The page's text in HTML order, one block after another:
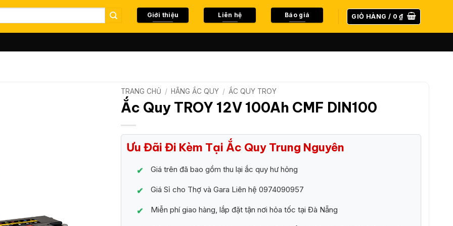
Giới thiệu Liên hệ Báo giá GIỎ HÀNG / 0₫
TRANG CHỦ / HÃNG ẮC QUY / ẮC QUY TROY
Ắc Quy TROY 12V 100Ah CMF DIN100
Ưu Đãi Đi Kèm Tại Ắc Quy Trung Nguyên
Giá trên đã bao gồm thu lại ắc quy hư hỏng
Giá Sỉ cho Thợ và Gara Liên hệ 0974090957
Miễn phí giao hàng, lắp đặt tận nơi hỏa tốc tại Đà Nẵng